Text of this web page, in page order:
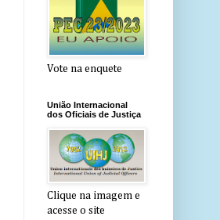
Vote na enquete
União Internacional
dos Oficiais de Justiça
Clique na imagem e
acesse o site